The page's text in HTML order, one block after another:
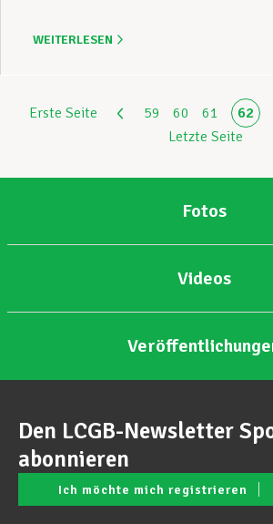
WEITERLESEN
Erste Seite 59 60 61 62
Letzte Seite
Fotos
Videos
Den LCGB-Newsletter
abonnieren
Ich möchte mich registrieren